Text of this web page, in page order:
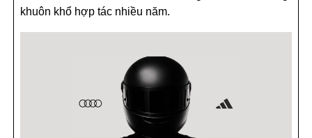
khuôn khổ hợp tác nhiều năm.